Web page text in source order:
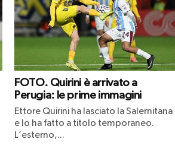
FOTO. Quirini è arrivato a
Perugia: le prime immagini
Ettore Quirini ha lasciato la Salernitana
e lo ha fatto a titolo temporaneo.
L’esterno,...